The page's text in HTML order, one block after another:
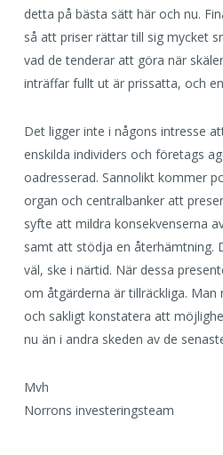
detta på bästa sätt här och nu.
så att priser rättar till sig mycket
vad de tenderar att göra när
inträffar fullt ut är prissatta, och
Det ligger inte i någons intresse
enskilda individers och företags
oadresserad. Sannolikt kommer
organ och centralbanker att
syfte att mildra konsekvenserna
samt att stödja en återhämtning.
väl, ske i närtid. När dessa
om åtgärderna är tillräckliga.
och sakligt konstatera att
nu än i andra skeden av de
Mvh
Norrons investeringsteam